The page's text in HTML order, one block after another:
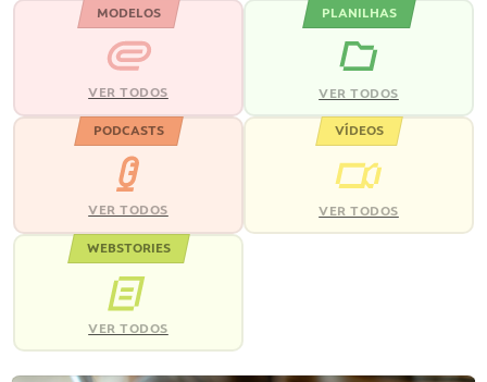
MODELOS
VER TODOS
PLANILHAS
VER TODOS
PODCASTS
VER TODOS
VÍDEOS
VER TODOS
WEBSTORIES
VER TODOS